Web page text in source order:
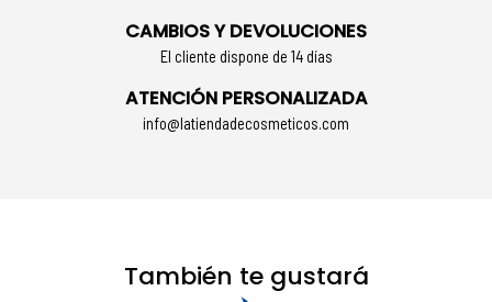
CAMBIOS Y DEVOLUCIONES
El cliente dispone de 14 días
ATENCIÓN PERSONALIZADA
info@latiendadecosmeticos.com
También te gustará